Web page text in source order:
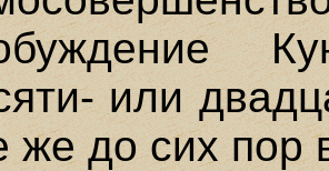
или
же до сих пор